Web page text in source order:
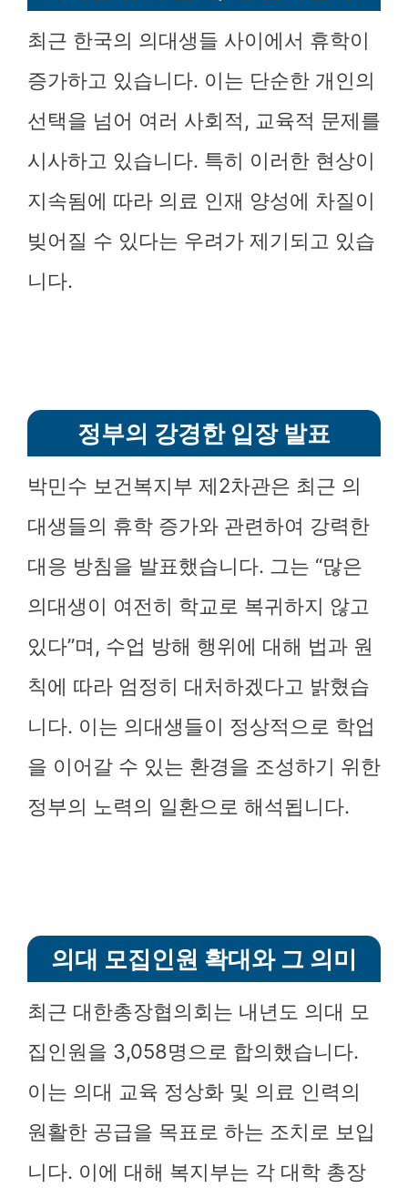
최근 한국의 의대생들 사이에서 휴학이
증가하고 있습니다. 이는 단순한 개인의
선택을 넘어 여러 사회적, 교육적 문제를
시사하고 있습니다. 특히 이러한 현상이
지속됨에 따라 의료 인재 양성에 차질이
빚어질 수 있다는 우려가 제기되고 있습
니다.
정부의 강경한 입장 발표
박민수 보건복지부 제2차관은 최근 의
대생들의 휴학 증가와 관련하여 강력한
대응 방침을 발표했습니다. 그는 “많은
의대생이 여전히 학교로 복귀하지 않고
있다”며, 수업 방해 행위에 대해 법과 원
칙에 따라 엄정히 대처하겠다고 밝혔습
니다. 이는 의대생들이 정상적으로 학업
을 이어갈 수 있는 환경을 조성하기 위한
정부의 노력의 일환으로 해석됩니다.
의대 모집인원 확대와 그 의미
최근 대한총장협의회는 내년도 의대 모
집인원을 3,058명으로 합의했습니다.
이는 의대 교육 정상화 및 의료 인력의
원활한 공급을 목표로 하는 조치로 보입
니다. 이에 대해 복지부는 각 대학 총장